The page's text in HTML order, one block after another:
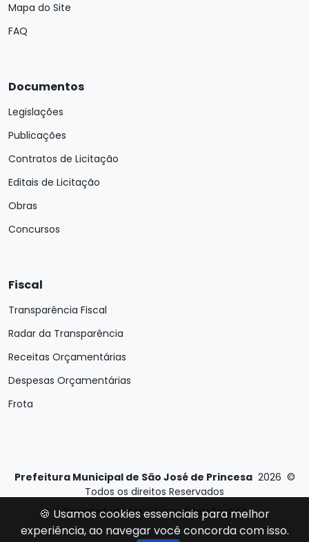
Mapa do Site
FAQ
Documentos
Legislações
Publicações
Contratos de Licitação
Editais de Licitação
Obras
Concursos
Fiscal
Transparência Fiscal
Radar da Transparência
Receitas Orçamentárias
Despesas Orçamentárias
Frota
Prefeitura Municipal de São José de Princesa 2026 ©
Todos os direitos Reservados
Desenvolvido porE-Ticons| Versão: 2.4.1
🍪 Usamos cookies essenciais para melhor
experiência, ao navegar você concorda com isso.